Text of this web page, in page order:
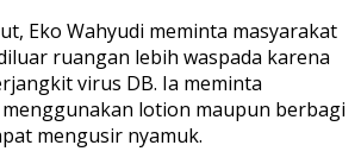
Eko Wahyudi meminta masyarakat
ruangan lebih waspada karena
virus DB. Ia meminta
lotion maupun berbagi
mengusir nyamuk.